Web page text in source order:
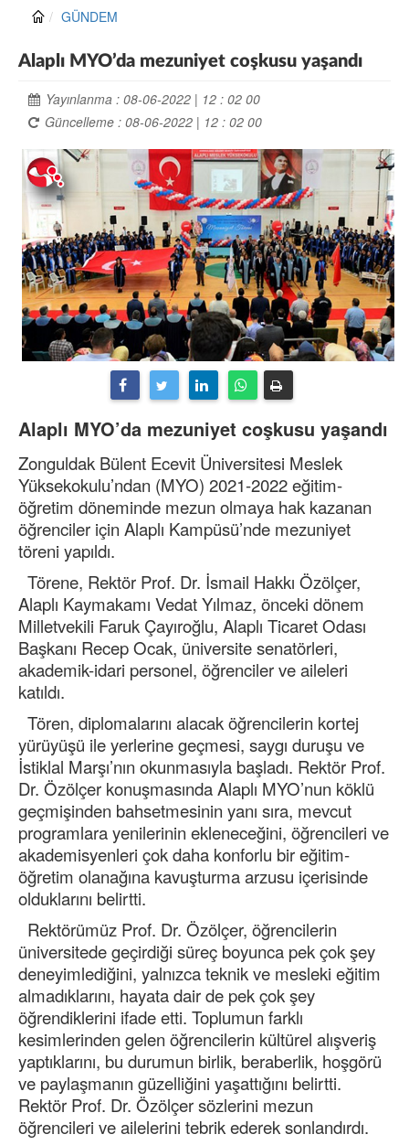
GÜNDEM
Alaplı MYO’da mezuniyet coşkusu yaşandı
Yayınlanma : 08-06-2022 | 12 : 02 00
Güncelleme : 08-06-2022 | 12 : 02 00
Alaplı MYO’da mezuniyet coşkusu yaşandı
Zonguldak Bülent Ecevit Üniversitesi Meslek
Yüksekokulu’ndan (MYO) 2021-2022 eğitim-
öğretim döneminde mezun olmaya hak kazanan
öğrenciler için Alaplı Kampüsü’nde mezuniyet
töreni yapıldı.
Törene, Rektör Prof. Dr. İsmail Hakkı Özölçer,
Alaplı Kaymakamı Vedat Yılmaz, önceki dönem
Milletvekili Faruk Çayıroğlu, Alaplı Ticaret Odası
Başkanı Recep Ocak, üniversite senatörleri,
akademik-idari personel, öğrenciler ve aileleri
katıldı.
Tören, diplomalarını alacak öğrencilerin kortej
yürüyüşü ile yerlerine geçmesi, saygı duruşu ve
İstiklal Marşı’nın okunmasıyla başladı. Rektör Prof.
Dr. Özölçer konuşmasında Alaplı MYO’nun köklü
geçmişinden bahsetmesinin yanı sıra, mevcut
programlara yenilerinin ekleneceğini, öğrencileri ve
akademisyenleri çok daha konforlu bir eğitim-
öğretim olanağına kavuşturma arzusu içerisinde
olduklarını belirtti.
Rektörümüz Prof. Dr. Özölçer, öğrencilerin
üniversitede geçirdiği süreç boyunca pek çok şey
deneyimlediğini, yalnızca teknik ve mesleki eğitim
almadıklarını, hayata dair de pek çok şey
öğrendiklerini ifade etti. Toplumun farklı
kesimlerinden gelen öğrencilerin kültürel alışveriş
yaptıklarını, bu durumun birlik, beraberlik, hoşgörü
ve paylaşmanın güzelliğini yaşattığını belirtti.
Rektör Prof. Dr. Özölçer sözlerini mezun
öğrencileri ve ailelerini tebrik ederek sonlandırdı.